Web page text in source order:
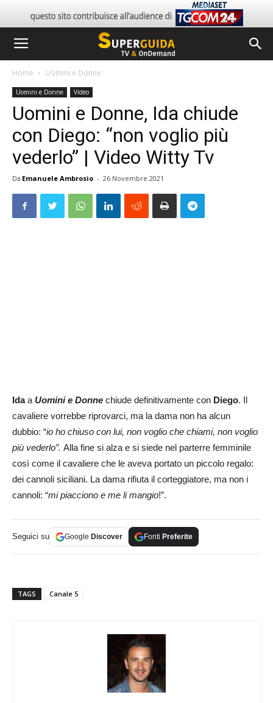
Home Uomini e Donne
Uomini e Donne Video
Uomini e Donne, Ida chiude
con Diego: “non voglio più
vederlo” | Video Witty Tv
Da Emanuele Ambrosio - 26 Novembre 2021
IdaaUomini e Donne chiude definitivamente con Diego. Il
cavaliere vorrebbe riprovarci, ma la dama non ha alcun
dubbio: “io ho chiuso con lui, non voglio che chiami, non voglio
più vederlo”. Alla fine si alza e si siede nel parterre femminile
così come il cavaliere che le aveva portato un piccolo regalo:
dei cannoli siciliani. La dama rifiuta il corteggiatore, ma non i
cannoli: “mi piacciono e me li mangio!”.
Seguici su Google Discover Fonti Preferite
TAGS Canale 5